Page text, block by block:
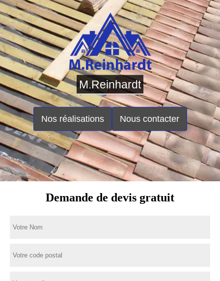
M.Reinhardt
Nos réalisations Nous contacter
Demande de devis gratuit